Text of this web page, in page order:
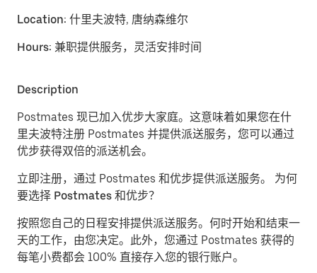
Location: 什里夫波特, 唐纳森维尔
Hours: 兼职提供服务，灵活安排时间
Description
Postmates 现已加入优步大家庭。这意味着如果您在什
里夫波特注册 Postmates 并提供派送服务，您可以通过
优步获得双倍的派送机会。
立即注册，通过 Postmates 和优步提供派送服务。 为何
要选择 Postmates 和优步？
按照您自己的日程安排提供派送服务。 何时开始和结束一
天的工作，由您决定。此外，您通过 Postmates 获得的
每笔小费都会 100% 直接存入您的银行账户。